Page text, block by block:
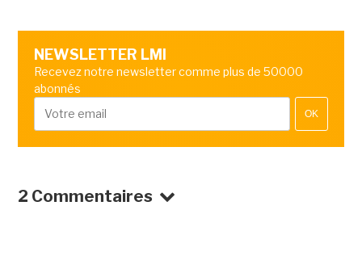
NEWSLETTER LMI
Recevez notre newsletter comme plus de 50000
abonnés
OK
2 Commentaires